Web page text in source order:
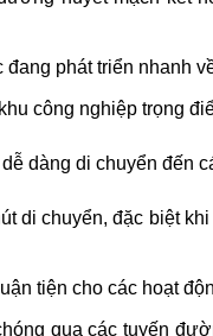
phát triển nhanh
công nghiệp trọng
dàng di chuyển đến
di chuyển, đặc biệt
tiện cho các hoạt
qua các tuyến